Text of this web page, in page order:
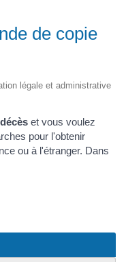
de copie
légale et administrative
et vous voulez
pour l'obtenir
ou à l'étranger. Dans